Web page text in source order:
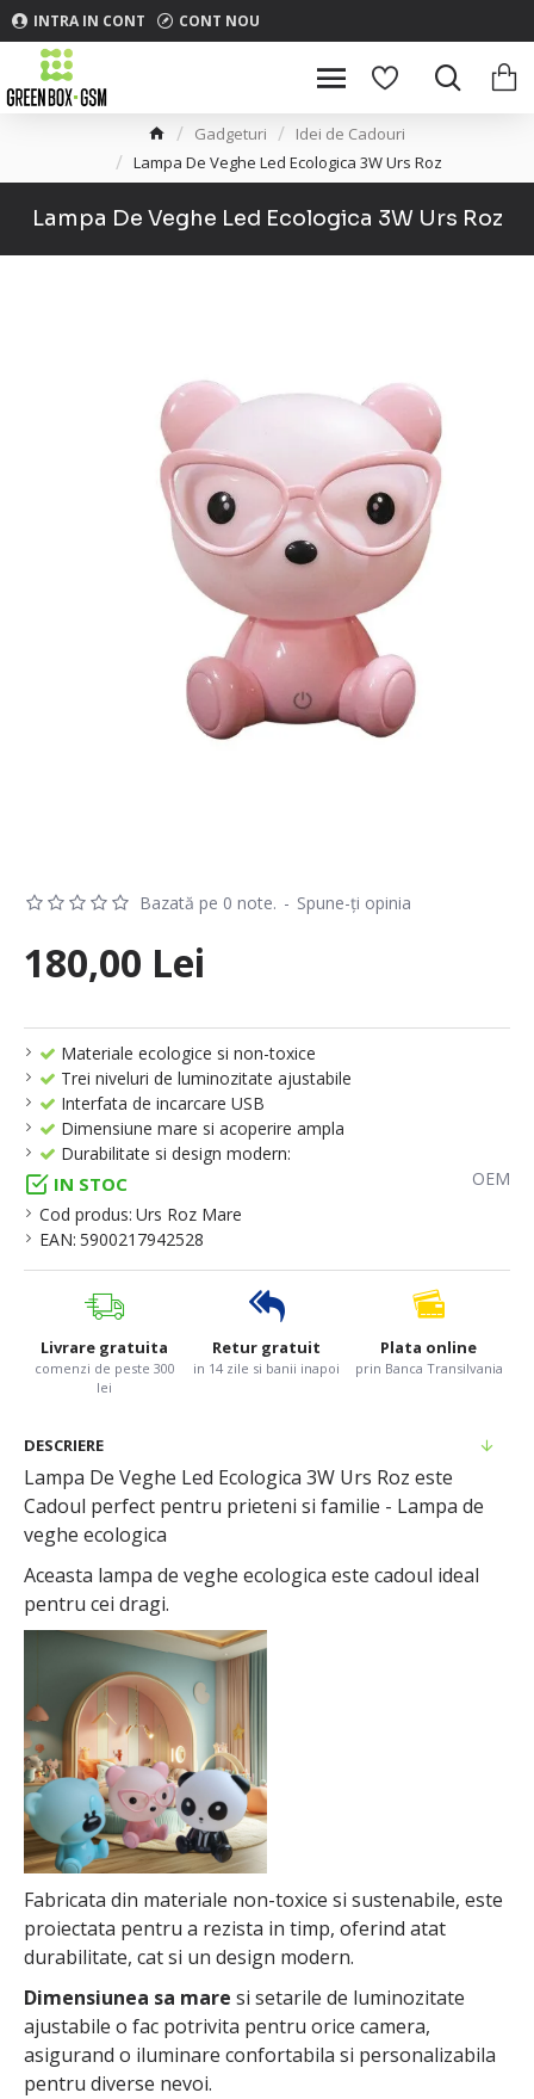
INTRA IN CONT CONT NOU
Gadgeturi
Idei de Cadouri
Lampa De Veghe Led Ecologica 3W Urs Roz
Lampa De Veghe Led Ecologica 3W Urs Roz
Materiale ecologice si non-toxice
Trei niveluri de luminozitate ajustabile
Interfata de incarcare USB
Dimensiune mare si acoperire ampla
Durabilitate si design modern:
IN STOC
Cod produs: Urs Roz Mare
EAN: 5900217942528
OEM
Bazată pe 0 note. - Spune-ţi opinia
180,00 Lei
Livrare gratuita
comenzi de peste 300
lei
Retur gratuit
in 14 zile si banii inapoi
Plata online
prin Banca Transilvania
DESCRIERE
Lampa De Veghe Led Ecologica 3W Urs Roz este
Cadoul perfect pentru prieteni si familie - Lampa de
veghe ecologica
Aceasta lampa de veghe ecologica este cadoul ideal
pentru cei dragi.
Fabricata din materiale non-toxice si sustenabile, este
proiectata pentru a rezista in timp, oferind atat
durabilitate, cat si un design modern.
Dimensiunea sa mare si setarile de luminozitate
ajustabile o fac potrivita pentru orice camera,
asigurand o iluminare confortabila si personalizabila
pentru diverse nevoi.